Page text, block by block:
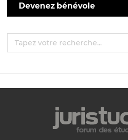
Devenez bénévole